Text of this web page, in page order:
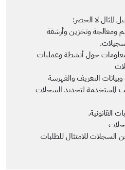
لا الحصر:
ومعالجة وتخزين وأرشفة
حول أنشطة وعمليات
التعريف والفهرسة
المستخدمة لتحديد السجلات
القانونية.
السجلات للامتثال للطلبات